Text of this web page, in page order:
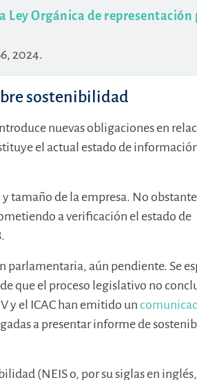
Ley Orgánica de
2024.
sostenibilidad
nuevas obligaciones en
el actual estado de
tamaño de la empresa. No
a verificación el estado de
aún pendiente. Se
que el proceso legislativo no
y el ICAC han emitido un
a presentar informe de
(NEIS o, por su siglas en inglés,